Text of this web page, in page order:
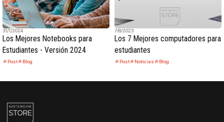
31/1/2024
Los Mejores Notebooks para
Estudiantes - Versión 2024
Post Blog
7/8/2023
Los 7 Mejores computadores para
estudiantes
Post Noticias Blog